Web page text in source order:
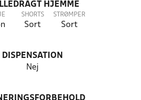
HJEMME
SHORTS
Sort
STRØMPER
Sort
DISPENSATION
Nej